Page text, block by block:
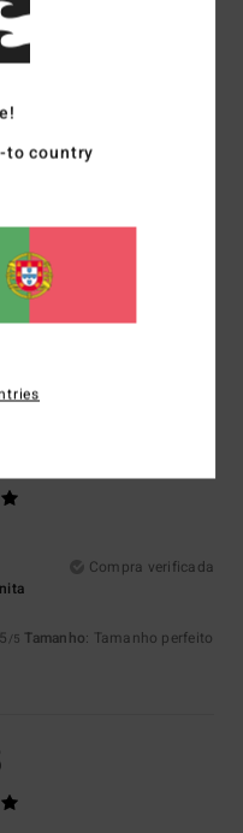
Compra verificada
/5 Tamanho: Tamanho perfeito
to country